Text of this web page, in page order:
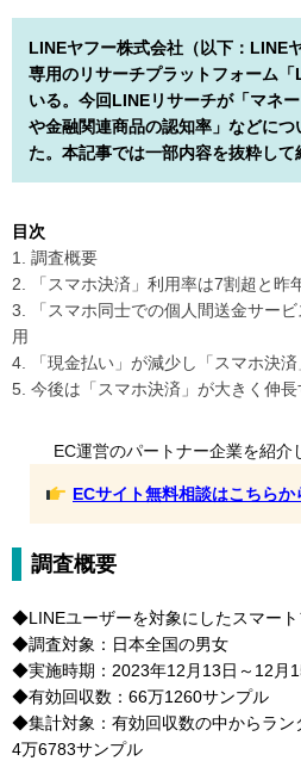
LINEヤフー株式会社（以下：LINE
専用のリサーチプラットフォーム
いる。今回LINEリサーチが「マネ
や金融関連商品の認知率」などに
た。本記事では一部内容を抜粋して
目次
1. 調査概要
2. 「スマホ決済」利用率は7割超と昨
3. 「スマホ同士での個人間送金サー
用
4. 「現金払い」が減少し「スマホ決済
5. 今後は「スマホ決済」が大きく伸
EC運営のパートナー企業を紹介
ECサイト無料相談はこちらか
調査概要
◆LINEユーザーを対象にしたスマー
◆調査対象：日本全国の男女
◆実施時期：2023年12月13日～12月
◆有効回収数：66万1260サンプル
◆集計対象：有効回収数の中からラン
4万6783サンプル